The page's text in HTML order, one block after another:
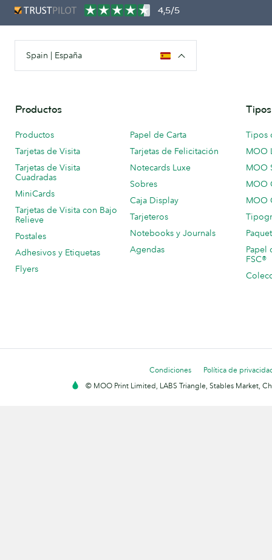
4,5/5
Spain | España
Productos
Productos
Tarjetas de Visita
Tarjetas de Visita
Cuadradas
MiniCards
Tarjetas de Visita con Bajo
Relieve
Postales
Adhesivos y Etiquetas
Flyers
Papel de Carta
Tarjetas de Felicitación
Notecards Luxe
Sobres
Caja Display
Tarjeteros
Notebooks y Journals
Agendas
Tipos
MOO
MOO
MOO
MOO
Papel
FSC®
Condiciones
Política de
© MOO Print Limited, LABS Triangle, Stables Market,